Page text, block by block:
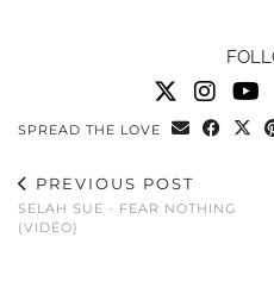
SPREAD THE LOVE
PREVIOUS POST
SELAH SUE - FEAR NOTHING
(VIDÉO)